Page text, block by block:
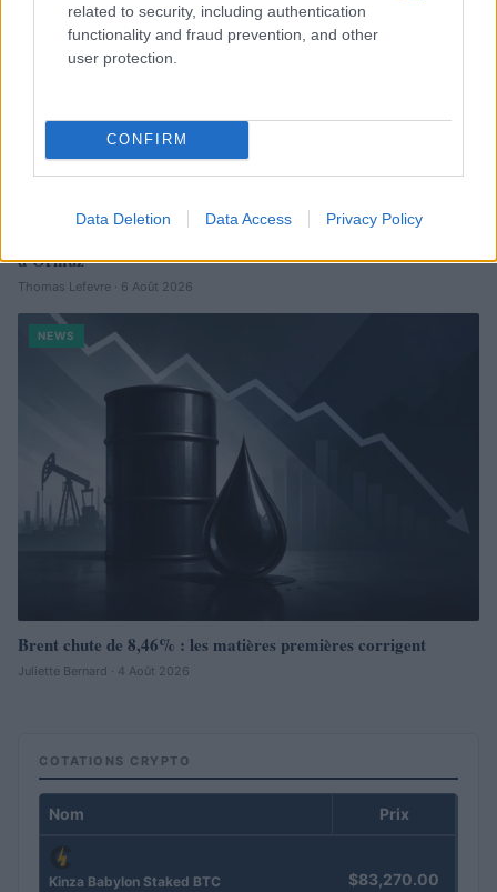
related to security, including authentication
functionality and fraud prevention, and other
user protection.
CONFIRM
Data Deletion Data Access Privacy Policy
d’Ormuz
Thomas Lefevre · 6 Août 2026
NEWS
Brent chute de 8,46% : les matières premières corrigent
Juliette Bernard · 4 Août 2026
COTATIONS CRYPTO
Nom Prix
Kinza Babylon Staked BTC $83,270.00